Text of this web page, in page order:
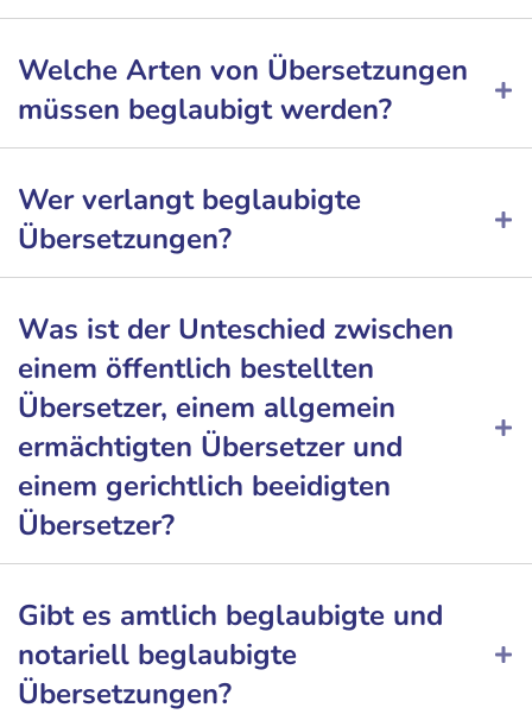
Welche Arten von Übersetzungen
müssen beglaubigt werden?
Wer verlangt beglaubigte
Übersetzungen?
Was ist der Unteschied zwischen
einem öffentlich bestellten
Übersetzer, einem allgemein
ermächtigten Übersetzer und
einem gerichtlich beeidigten
Übersetzer?
Gibt es amtlich beglaubigte und
notariell beglaubigte
Übersetzungen?